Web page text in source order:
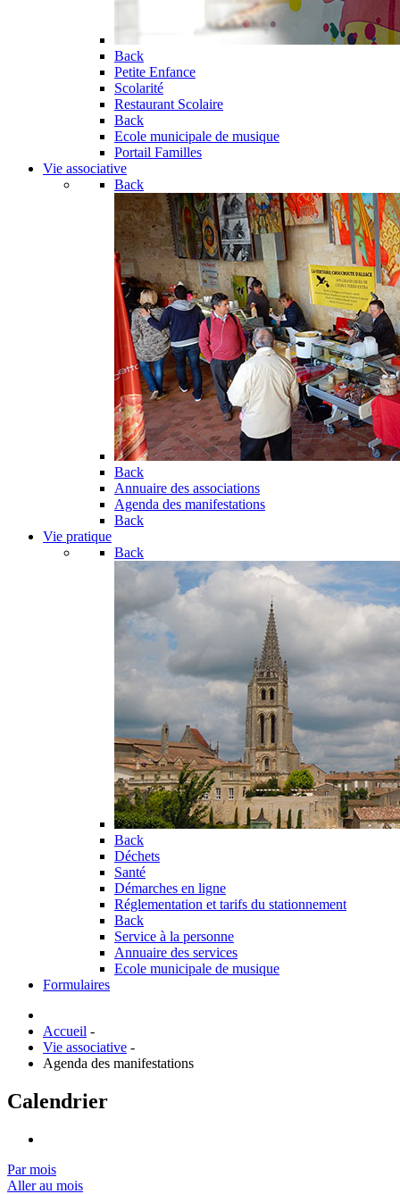
Back
Petite Enfance
Scolarité
Restaurant Scolaire
Back
Ecole municipale de musique
Portail Familles
Vie associative
Back
Back
Annuaire des associations
Agenda des manifestations
Back
Vie pratique
Back
Back
Déchets
Santé
Démarches en ligne
Réglementation et tarifs du stationnement
Back
Service à la personne
Annuaire des services
Ecole municipale de musique
Formulaires
Accueil -
Vie associative -
Agenda des manifestations
Calendrier
Par mois
Aller au mois